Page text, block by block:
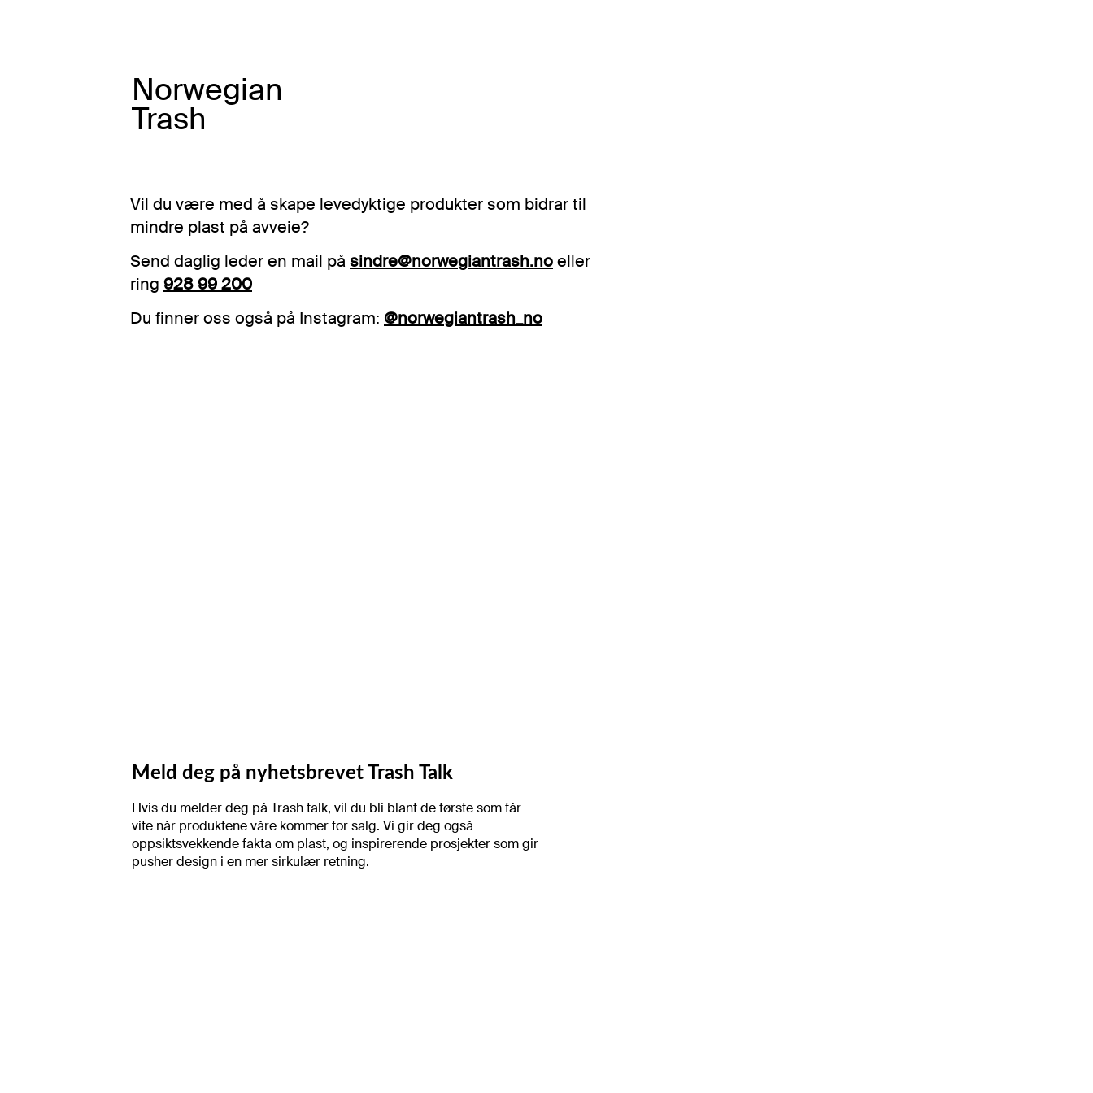
Vil du være med å skape levedyktige produkter som bidrar til
mindre plast på avveie?
Send daglig leder en mail på sindre@norwegiantrash.noeller
ring 928 99 200
Du finner oss også på Instagram: @norwegiantrash_no
Norwegian
Trash
Hvis du melder deg på Trash talk, vil du bli blant de første som får
vite når produktene våre kommer for salg. Vi gir deg også
oppsiktsvekkende fakta om plast, og inspirerende prosjekter som gir
pusher design i en mer sirkulær retning.
Meld deg på nyhetsbrevet Trash Talk